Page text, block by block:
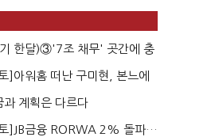
한달)③'7조 채무' 곳간에 충
애, 20년...
]아워홈 떠난 구미현, 본느에
팅…가...
과 계획은 다르다
토]JB금융 RORWA 2% 돌파…